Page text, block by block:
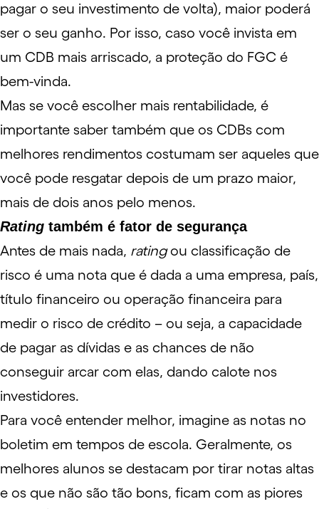
pagar o seu investimento de volta), maior poderá
ser o seu ganho. Por isso, caso você invista em
um CDB mais arriscado, a proteção do FGC é
bem-vinda.
Mas se você escolher mais rentabilidade, é
importante saber também que os CDBs com
melhores rendimentos costumam ser aqueles que
você pode resgatar depois de um prazo maior,
mais de dois anos pelo menos.
Rating também é fator de segurança
Antes de mais nada, ratingou classificação de
risco é uma nota que é dada a uma empresa, país,
título financeiro ou operação financeira para
medir o risco de crédito – ou seja, a capacidade
de pagar as dívidas e as chances de não
conseguir arcar com elas, dando calote nos
investidores.
Para você entender melhor, imagine as notas no
boletim em tempos de escola. Geralmente, os
melhores alunos se destacam por tirar notas altas
e os que não são tão bons, ficam com as piores